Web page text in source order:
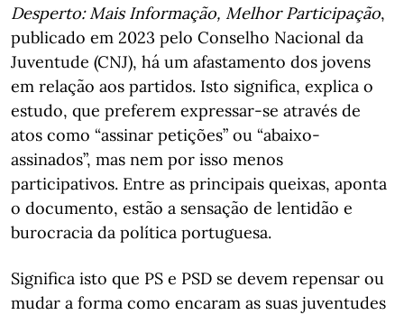
Desperto: Mais Informação, Melhor Participação,
publicado em 2023 pelo Conselho Nacional da
Juventude (CNJ), há um afastamento dos jovens
em relação aos partidos. Isto significa, explica o
estudo, que preferem expressar-se através de
atos como “assinar petições” ou “abaixo-
assinados”, mas nem por isso menos
participativos. Entre as principais queixas, aponta
o documento, estão a sensação de lentidão e
burocracia da política portuguesa.
Significa isto que PS e PSD se devem repensar ou
mudar a forma como encaram as suas juventudes